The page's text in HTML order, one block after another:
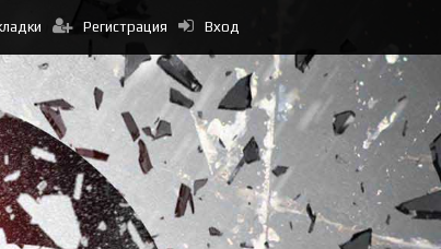
Вход
Регистрация